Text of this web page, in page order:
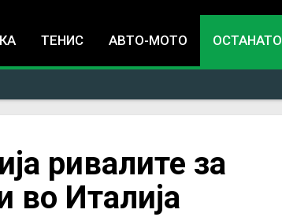
ТЕНИС АВТО-МОТО ОСТАНАТО
ривалите за
во Италија